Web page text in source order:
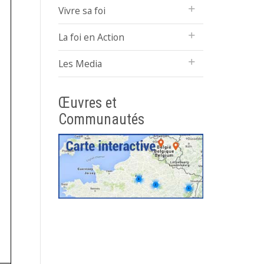
Vivre sa foi
La foi en Action
Les Media
Œuvres et
Communautés